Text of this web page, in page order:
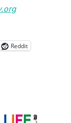
Reddit